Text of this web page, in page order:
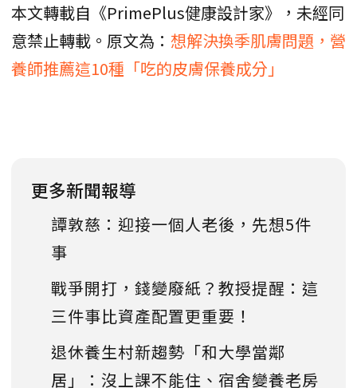
本文轉載自《PrimePlus健康設計家》，未經同
意禁止轉載。原文為： 想解決換季肌膚問題，營
養師推薦這10種「吃的皮膚保養成分」
更多新聞報導
譚敦慈：迎接一個人老後，先想5件
事
戰爭開打，錢變廢紙？教授提醒：這
三件事比資產配置更重要！
退休養生村新趨勢「和大學當鄰
居」：沒上課不能住、宿舍變養老房